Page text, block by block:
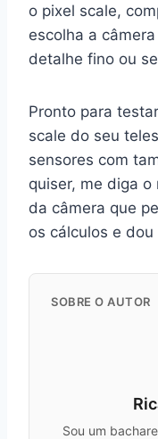
o pixel scale,
escolha a
detalhe fino ou
Pronto para
scale do seu
sensores com
quiser, me diga
da câmera que
os cálculos e
SOBRE O AUTOR
Sou um